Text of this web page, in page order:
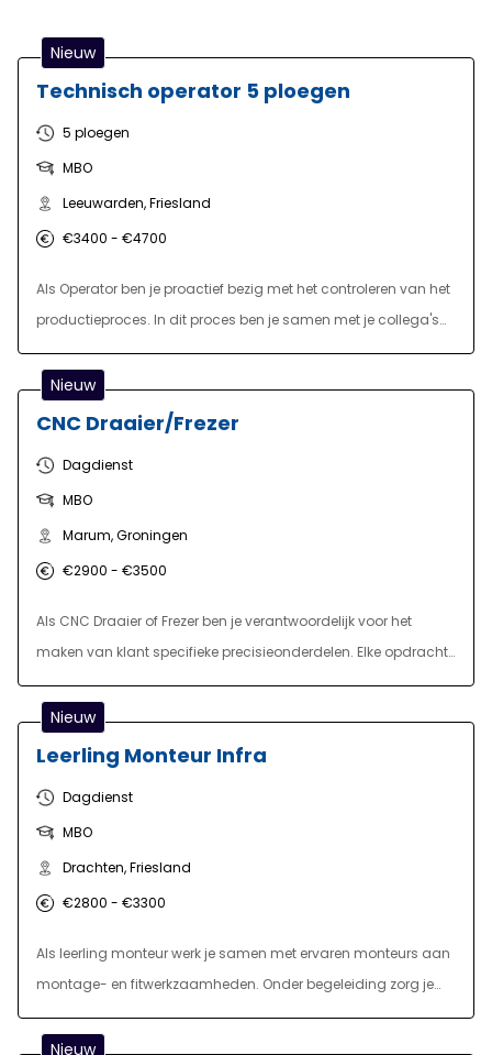
Nieuw
Technisch operator 5 ploegen
5 ploegen
MBO
Leeuwarden, Friesland
€3400 - €4700
Als Operator ben je proactief bezig met het controleren van het
productieproces. In dit proces ben je samen met je collega's
verantwoordelijk voor de juiste bediening van diverse
productiemachines. Dit zal voornamelijk met het afstellen,
instellen, onderhouden, ombouwen en het oplossingen van
maar ook vanuit de controlekamer werkzaam zijn. Kortom een
uitdagende, technische en afwisselende functie waarin je veel
zelfstandig, maar ook in teamverband aan de slag bent.
Nieuw
CNC Draaier/Frezer
Dagdienst
MBO
Marum, Groningen
€2900 - €3500
Als CNC Draaier of Frezer ben je verantwoordelijk voor het
maken van klant specifieke precisieonderdelen. Elke opdracht
is weer uniek, en dat zorgt voor ruime variatie in de dagelijkse
werkzaamheden. Je bent bezig met het correct afstellen van
diverse machines, het gebruiken van het juiste gereedschap
ben je verantwoordelijk voor het uitvoeren van
kwaliteitscontroles van je eindproduct op kwaliteit. Daarbij
houd je je machines schoon en zorg je voor kleinschalig
onderhoud.
Nieuw
Leerling Monteur Infra
Dagdienst
MBO
Drachten, Friesland
€2800 - €3300
Als leerling monteur werk je samen met ervaren monteurs aan
montage- en fitwerkzaamheden. Onder begeleiding zorg je
voor een veilige en nauwkeurige uitvoering van de taken,
waarbij je ook verantwoordelijk bent voor het materiaal en
Nieuw